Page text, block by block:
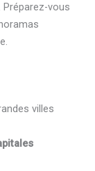
Préparez-vous
villes